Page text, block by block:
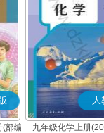
(部编
人
九年级化学上册